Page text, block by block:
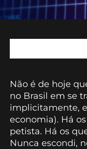
Não é de hoje
no Brasil em se
implicitamente,
economia). Há
petista. Há os
Nunca escondi,